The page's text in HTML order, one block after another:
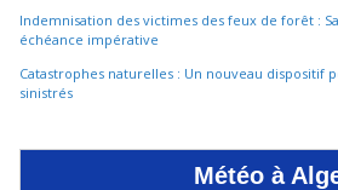
Indemnisation des victimes des feux de forêt :
échéance impérative
Catastrophes naturelles : Un nouveau dispositif
sinistrés
Météo à